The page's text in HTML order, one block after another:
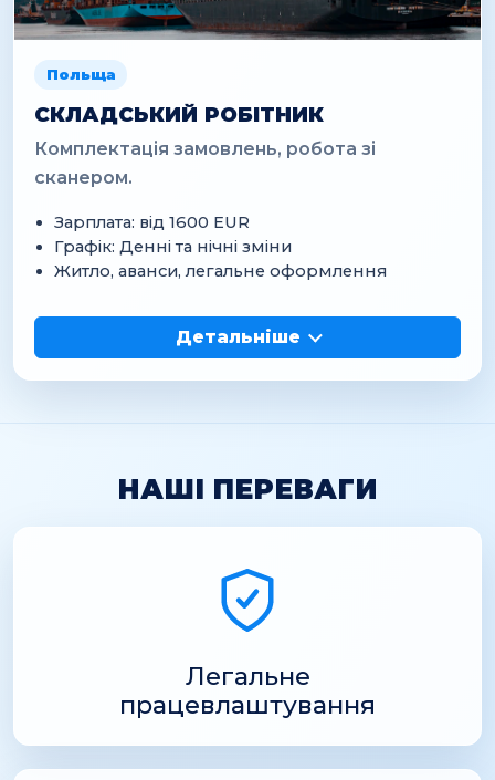
Польща
СКЛАДСЬКИЙ РОБІТНИК
Комплектація замовлень, робота зі
сканером.
Зарплата: від 1600 EUR
Графік: Денні та нічні зміни
Житло, аванси, легальне оформлення
Детальніше
НАШІ ПЕРЕВАГИ
Легальне
працевлаштування